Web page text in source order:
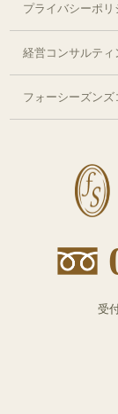
プライバシーポリ
経営コンサルティ
フォーシーズンズ
フ
ォ
ー
ー
ズ
受